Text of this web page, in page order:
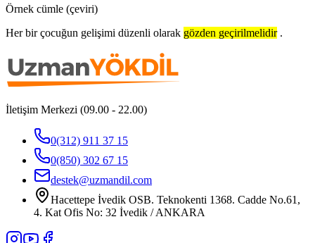
Örnek cümle (çeviri)
Her bir çocuğun gelişimi düzenli olarak gözden geçirilmelidir .
İletişim Merkezi (09.00 - 22.00)
0(312) 911 37 15
0(850) 302 67 15
destek@uzmandil.com
Hacettepe İvedik OSB. Teknokenti 1368. Cadde No.61,
4. Kat Ofis No: 32 İvedik / ANKARA